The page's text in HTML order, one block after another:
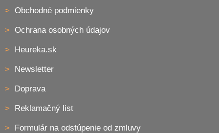
Obchodné podmienky
Ochrana osobných údajov
Heureka.sk
Newsletter
Doprava
Reklamačný list
Formulár na odstúpenie od zmluvy